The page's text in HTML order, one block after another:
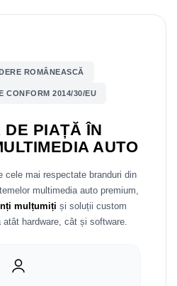
ROMÂNEASCĂ
CONFORM 2014/30/EU
DE PIAȚĂ ÎN
AUTO
cele mai respectate branduri din
multimedia auto premium,
mulțumiți și soluții custom
hardware, cât și software.